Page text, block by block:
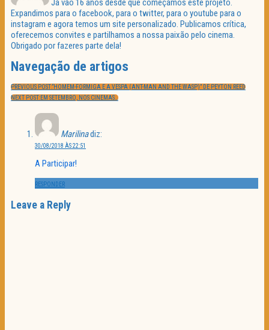
Já vão 16 anos desde que começámos este projeto.
Expandimos para o facebook, para o twitter, para o youtube para o
instagram e agora temos um site personalizado. Publicamos crítica,
oferecemos convites e partilhamos a nossa paixão pelo cinema.
Obrigado por fazeres parte dela!
Navegação de artigos
PREVIOUS POST:“HOMEM-FORMIGA E A VESPA (ANT-MAN AND THE WASP)” DE PEYTON REED
NEXT POST:EM SETEMBRO, NOS CINEMAS…
Marilinadiz:
30/08/2018 ÀS 22:51
A Participar!
RESPONDER
Leave a Reply